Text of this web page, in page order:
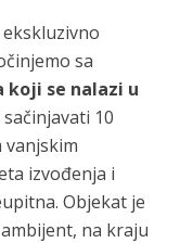
ekskluzivno
sa
se nalazi u
10
vanjskim
izvođenja i
Objekat je
na kraju